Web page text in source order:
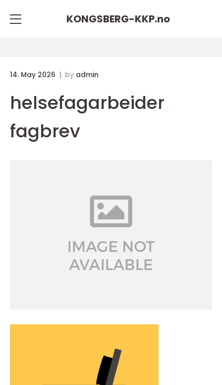
KONGSBERG-KKP.no
14. May 2026 by admin
helsefagarbeider
fagbrev